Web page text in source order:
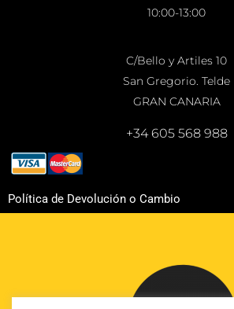
10:00-13:00
C/Bello y Artiles 10
San Gregorio. Telde
GRAN CANARIA
+34 605 568 988
Política de Devolución o Cambio